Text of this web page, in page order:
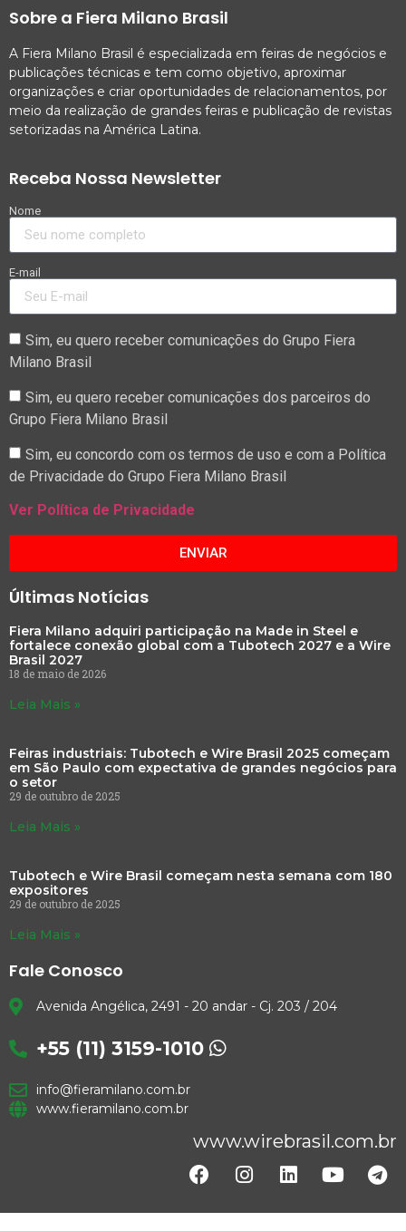
Sobre a Fiera Milano Brasil
A Fiera Milano Brasil é especializada em feiras de negócios e
publicações técnicas e tem como objetivo, aproximar
organizações e criar oportunidades de relacionamentos, por
meio da realização de grandes feiras e publicação de revistas
setorizadas na América Latina.
Receba Nossa Newsletter
Nome
E-mail
Sim, eu quero receber comunicações do Grupo Fiera
Milano Brasil
Sim, eu quero receber comunicações dos parceiros do
Grupo Fiera Milano Brasil
Sim, eu concordo com os termos de uso e com a Política
de Privacidade do Grupo Fiera Milano Brasil
Ver Política de Privacidade
ENVIAR
Últimas Notícias
Fiera Milano adquiri participação na Made in Steel e
fortalece conexão global com a Tubotech 2027 e a Wire
Brasil 2027
18 de maio de 2026
Leia Mais »
Feiras industriais: Tubotech e Wire Brasil 2025 começam
em São Paulo com expectativa de grandes negócios para
o setor
29 de outubro de 2025
Leia Mais »
Tubotech e Wire Brasil começam nesta semana com 180
expositores
29 de outubro de 2025
Leia Mais »
Fale Conosco
Avenida Angélica, 2491 - 20 andar - Cj. 203 / 204
+55 (11) 3159-1010
info@fieramilano.com.br
www.fieramilano.com.br
www.wirebrasil.com.br